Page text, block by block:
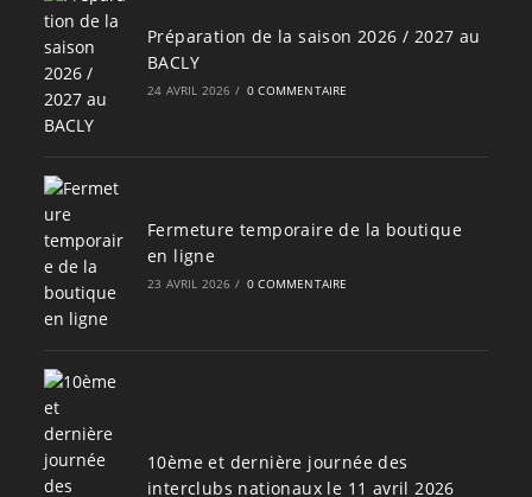
Préparation de la saison 2026 / 2027 au
BACLY
24 AVRIL 2026 / 0 COMMENTAIRE
Fermeture temporaire de la boutique
en ligne
23 AVRIL 2026 / 0 COMMENTAIRE
10ème et dernière journée des
interclubs nationaux le 11 avril 2026